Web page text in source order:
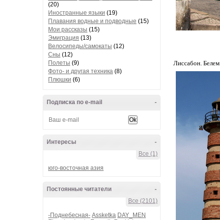
(20)
Иностранные языки (19)
Плавания водные и подводные (15)
Мои рассказы (15)
Эмиграция (13)
Велосипеды/самокаты (12)
Сны (12)
Полеты (9)
Фото- и другая техника (8)
Плюшки (6)
-
Подписка по e-mail
-
Интересы
Все (1)
юго-восточная азия
-
Постоянные читатели
Все (2101)
-Поднебесная- Assketka DAY_MEN
Лиссабон.